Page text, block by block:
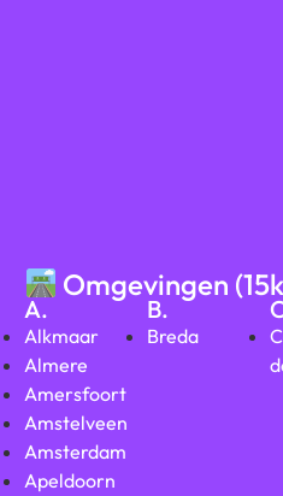
Omgevingen
A.
Alkmaar
Almere
Amersfoort
Amstelveen
Amsterdam
Apeldoorn
B.
Breda